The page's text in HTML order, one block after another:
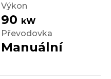
Výkon
90 kW
Převodovka
Manuální